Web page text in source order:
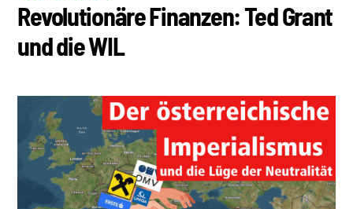
Revolutionäre Finanzen: Ted Grant
und die WIL